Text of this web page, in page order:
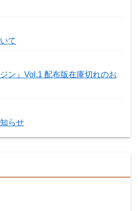
て
ン』Vol.1 配布版在庫切れのお
らせ